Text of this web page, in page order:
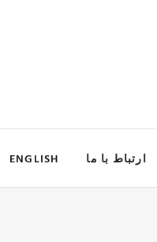
ارتباط با ما ENGLISH